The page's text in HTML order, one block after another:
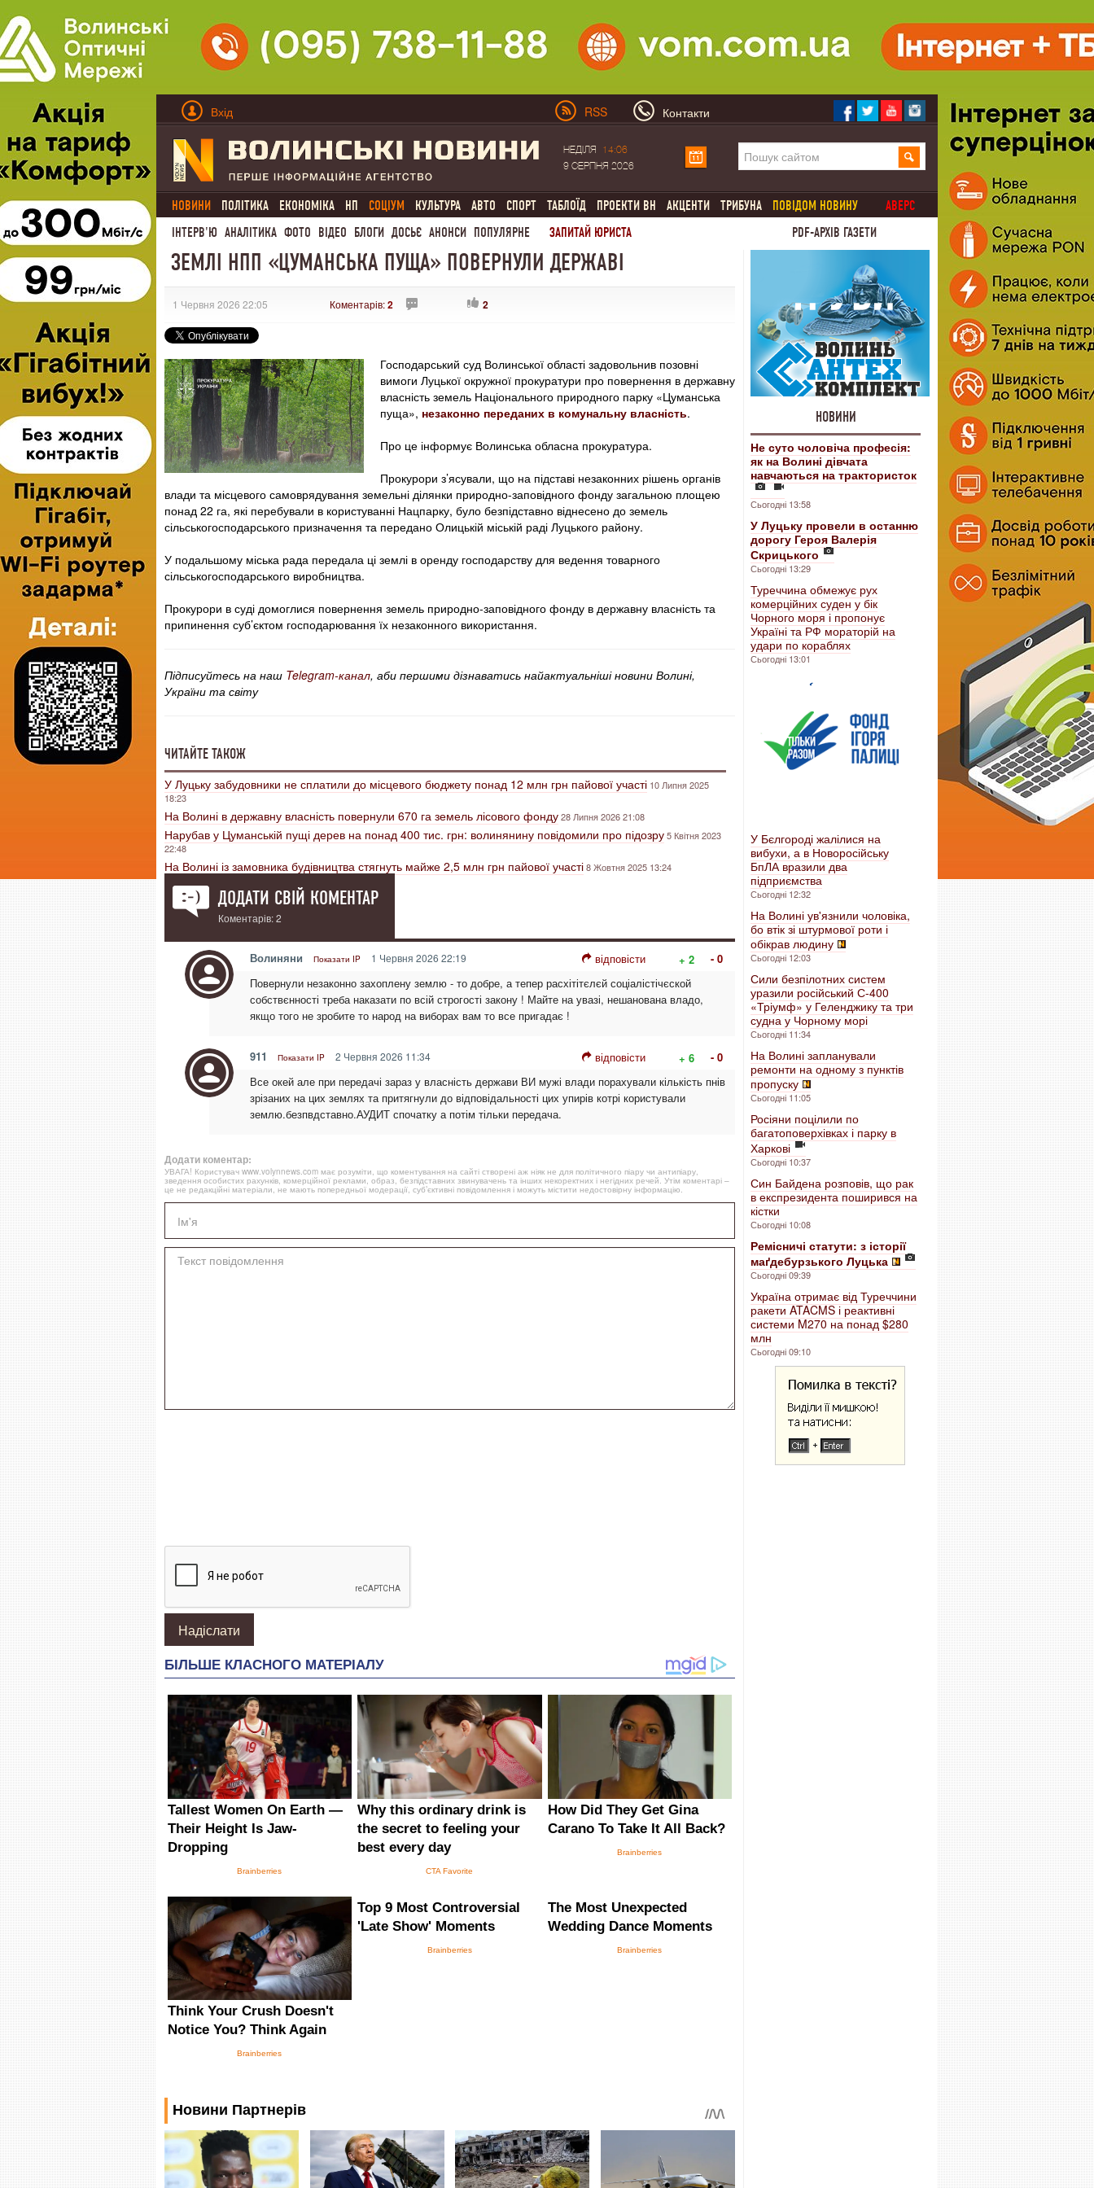
Вхід RSS Контакти
НЕДІЛЯ
14:06
9 СЕРПНЯ 2026
НОВИНИ ПОЛІТИКА ЕКОНОМІКА НП СОЦІУМ КУЛЬТУРА АВТО СПОРТ ТАБЛОЇД ПРОЕКТИ ВН АКЦЕНТИ ТРИБУНА ПОВІДОМ НОВИНУ
АВЕРС
ІНТЕРВ'Ю АНАЛІТИКА ФОТО ВІДЕО БЛОГИ ДОСЬЄ АНОНСИ ПОПУЛЯРНЕ ЗАПИТАЙ ЮРИСТА PDF-АРХІВ ГАЗЕТИ
ЗЕМЛІ НПП «ЦУМАНСЬКА ПУЩА» ПОВЕРНУЛИ ДЕРЖАВІ
1 Червня 2026 22:05 Коментарів:2 2
Господарський суд Волинської області задовольнив позовні
вимоги Луцької окружної прокуратури про повернення в державну
власність земель Національного природного парку «Цуманська
пуща», незаконно переданих в комунальну власність.
Про це інформує Волинська обласна прокуратура.
Прокурори з’ясували, що на підставі незаконних рішень органів
влади та місцевого самоврядування земельні ділянки природно-заповідного фонду загальною площею
понад 22 га, які перебували в користуванні Нацпарку, було безпідставно віднесено до земель
сільськогосподарського призначення та передано Олицькій міській раді Луцького району.
У подальшому міська рада передала ці землі в оренду господарству для ведення товарного
сільськогосподарського виробництва.
Прокурори в суді домоглися повернення земель природно-заповідного фонду в державну власність та
припинення суб’єктом господарювання їх незаконного використання.
Підписуйтесь на наш Telegram-канал, аби першими дізнаватись найактуальніші новини Волині,
України та світу
ЧИТАЙТЕ ТАКОЖ
У Луцьку забудовники не сплатили до місцевого бюджету понад 12 млн грн пайової участі 10 Липня 2025
18:23
На Волині в державну власність повернули 670 га земель лісового фонду28 Липня 2026 21:08
Нарубав у Цуманській пущі дерев на понад 400 тис. грн: волинянину повідомили про підозру5 Квітня 2023
22:48
На Волині із замовника будівництва стягнуть майже 2,5 млн грн пайової участі8 Жовтня 2025 13:24
ДОДАТИ СВІЙ КОМЕНТАР
Коментарів: 2
Волиняни Показати IP 1 Червня 2026 22:19 відповісти + 2
- 0
Повернули незаконно захоплену землю - то добре, а тепер расхітітєлєй соціалістічєской
собствєнності треба наказати по всій строгості закону ! Майте на увазі, нешанована владо,
якщо того не зробите то народ на виборах вам то все пригадає !
911 Показати IP 2 Червня 2026 11:34 відповісти + 6
- 0
Все окей але при передачі зараз у власність держави ВИ мужі влади порахували кількість пнів
зрізаних на цих землях та притягнули до відповідальності цих упирів котрі користували
землю.безпвдставно.АУДИТ спочатку а потім тільки передача.
Додати коментар:
УВАГА! Користувач www.volynnews.com має розуміти, що коментування на сайті створені аж ніяк не для політичного піару чи антипіару,
зведення особистих рахунків, комерційної реклами, образ, безпідставних звинувачень та інших некоректних і негідних речей. Утім коментарі –
це не редакційні матеріали, не мають попередньої модерації, суб’єктивні повідомлення і можуть містити недостовірну інформацію.
НОВИНИ
Не суто чоловіча професія:
як на Волині дівчата
навчаються на трактористок
Сьогодні 13:58
У Луцьку провели в останню
дорогу Героя Валерія
Скрицького
Сьогодні 13:29
Туреччина обмежує рух
комерційних суден у бік
Чорного моря і пропонує
Україні та РФ мораторій на
удари по кораблях
Сьогодні 13:01
У Бєлгороді жалілися на
вибухи, а в Новоросійську
БпЛА вразили два
підприємства
Сьогодні 12:32
На Волині ув'язнили чоловіка,
бо втік зі штурмової роти і
обікрав людину
Сьогодні 12:03
Сили безпілотних систем
уразили російський С-400
«Тріумф» у Геленджику та три
судна у Чорному морі
Сьогодні 11:34
На Волині запланували
ремонти на одному з пунктів
пропуску
Сьогодні 11:05
Росіяни поцілили по
багатоповерхівках і парку в
Харкові
Сьогодні 10:37
Син Байдена розповів, що рак
в експрезидента поширився на
кістки
Сьогодні 10:08
Ремісничі статути: з історії
маґдебурзького Луцька
Сьогодні 09:39
Україна отримає від Туреччини
ракети ATACMS і реактивні
системи M270 на понад $280
млн
Сьогодні 09:10